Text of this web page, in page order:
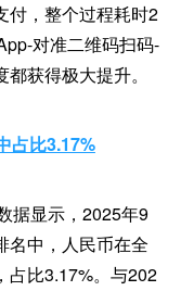
付，整个过程耗时2
对准二维码扫码-
获得极大提升。
占比3.17%
据显示，2025年9
名中，人民币在全
占比3.17%。与202